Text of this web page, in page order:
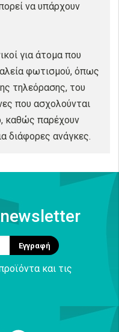
να υπάρχουν
για άτομα που
φωτισμού, όπως
τηλεόρασης, του
που ασχολούνται
καθώς παρέχουν
διάφορες ανάγκες.
Εγγραφή
και τις